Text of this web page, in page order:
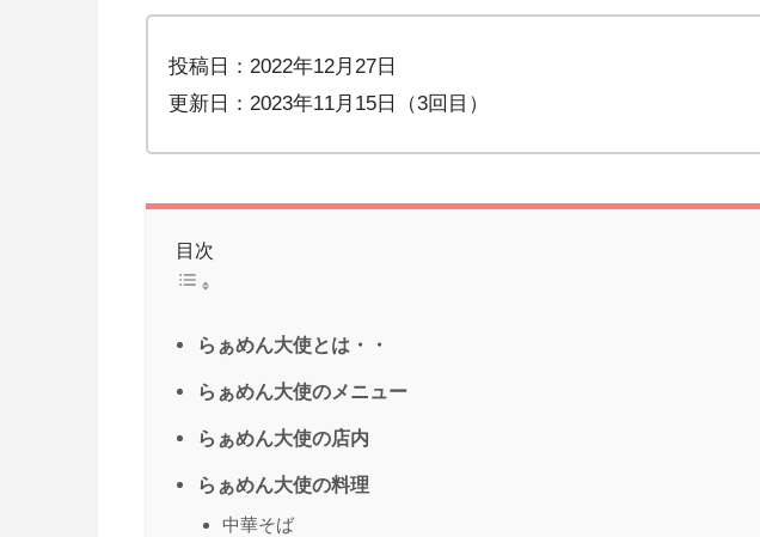
投稿日：2022年12月27日
更新日：2023年11月15日（3回目）
目次
らぁめん大使とは・・
らぁめん大使のメニュー
らぁめん大使の店内
らぁめん大使の料理
中華そば